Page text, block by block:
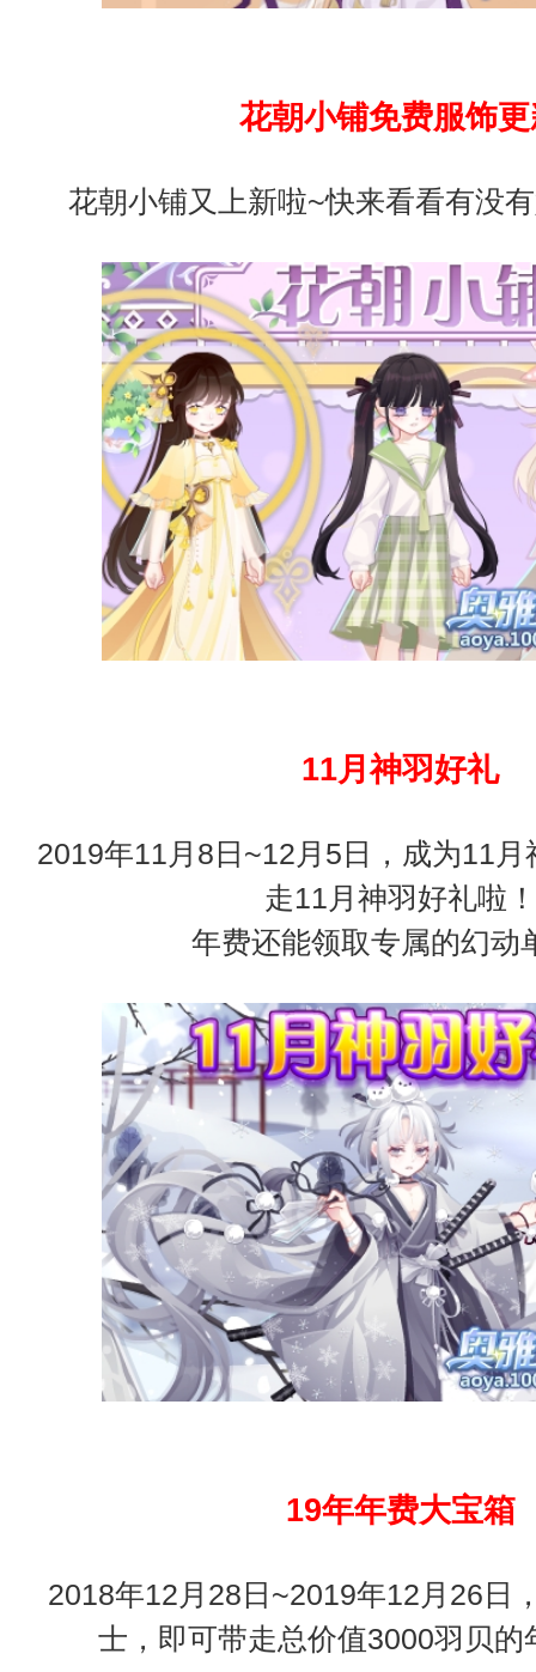
花朝小铺免费服饰
花朝小铺又上新啦~快来看看有没
11月神羽好礼
2019年11月8日~12月5日，成为11
走11月神羽好礼啦！
年费还能领取专属的幻动
19年年费大宝箱
2018年12月28日~2019年12月26日
士，即可带走总价值3000羽贝的